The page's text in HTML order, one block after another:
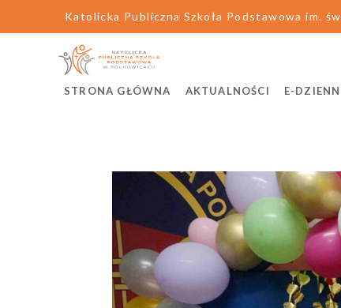
Katolicka Publiczna Szkoła Podstawowa im.
STRONA GŁÓWNA AKTUALNOŚCI E-